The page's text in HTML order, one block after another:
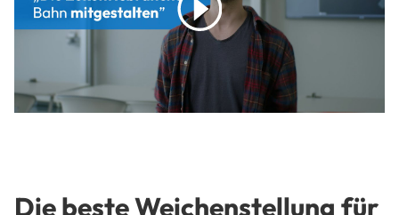
play
Die beste Weichenstellung für